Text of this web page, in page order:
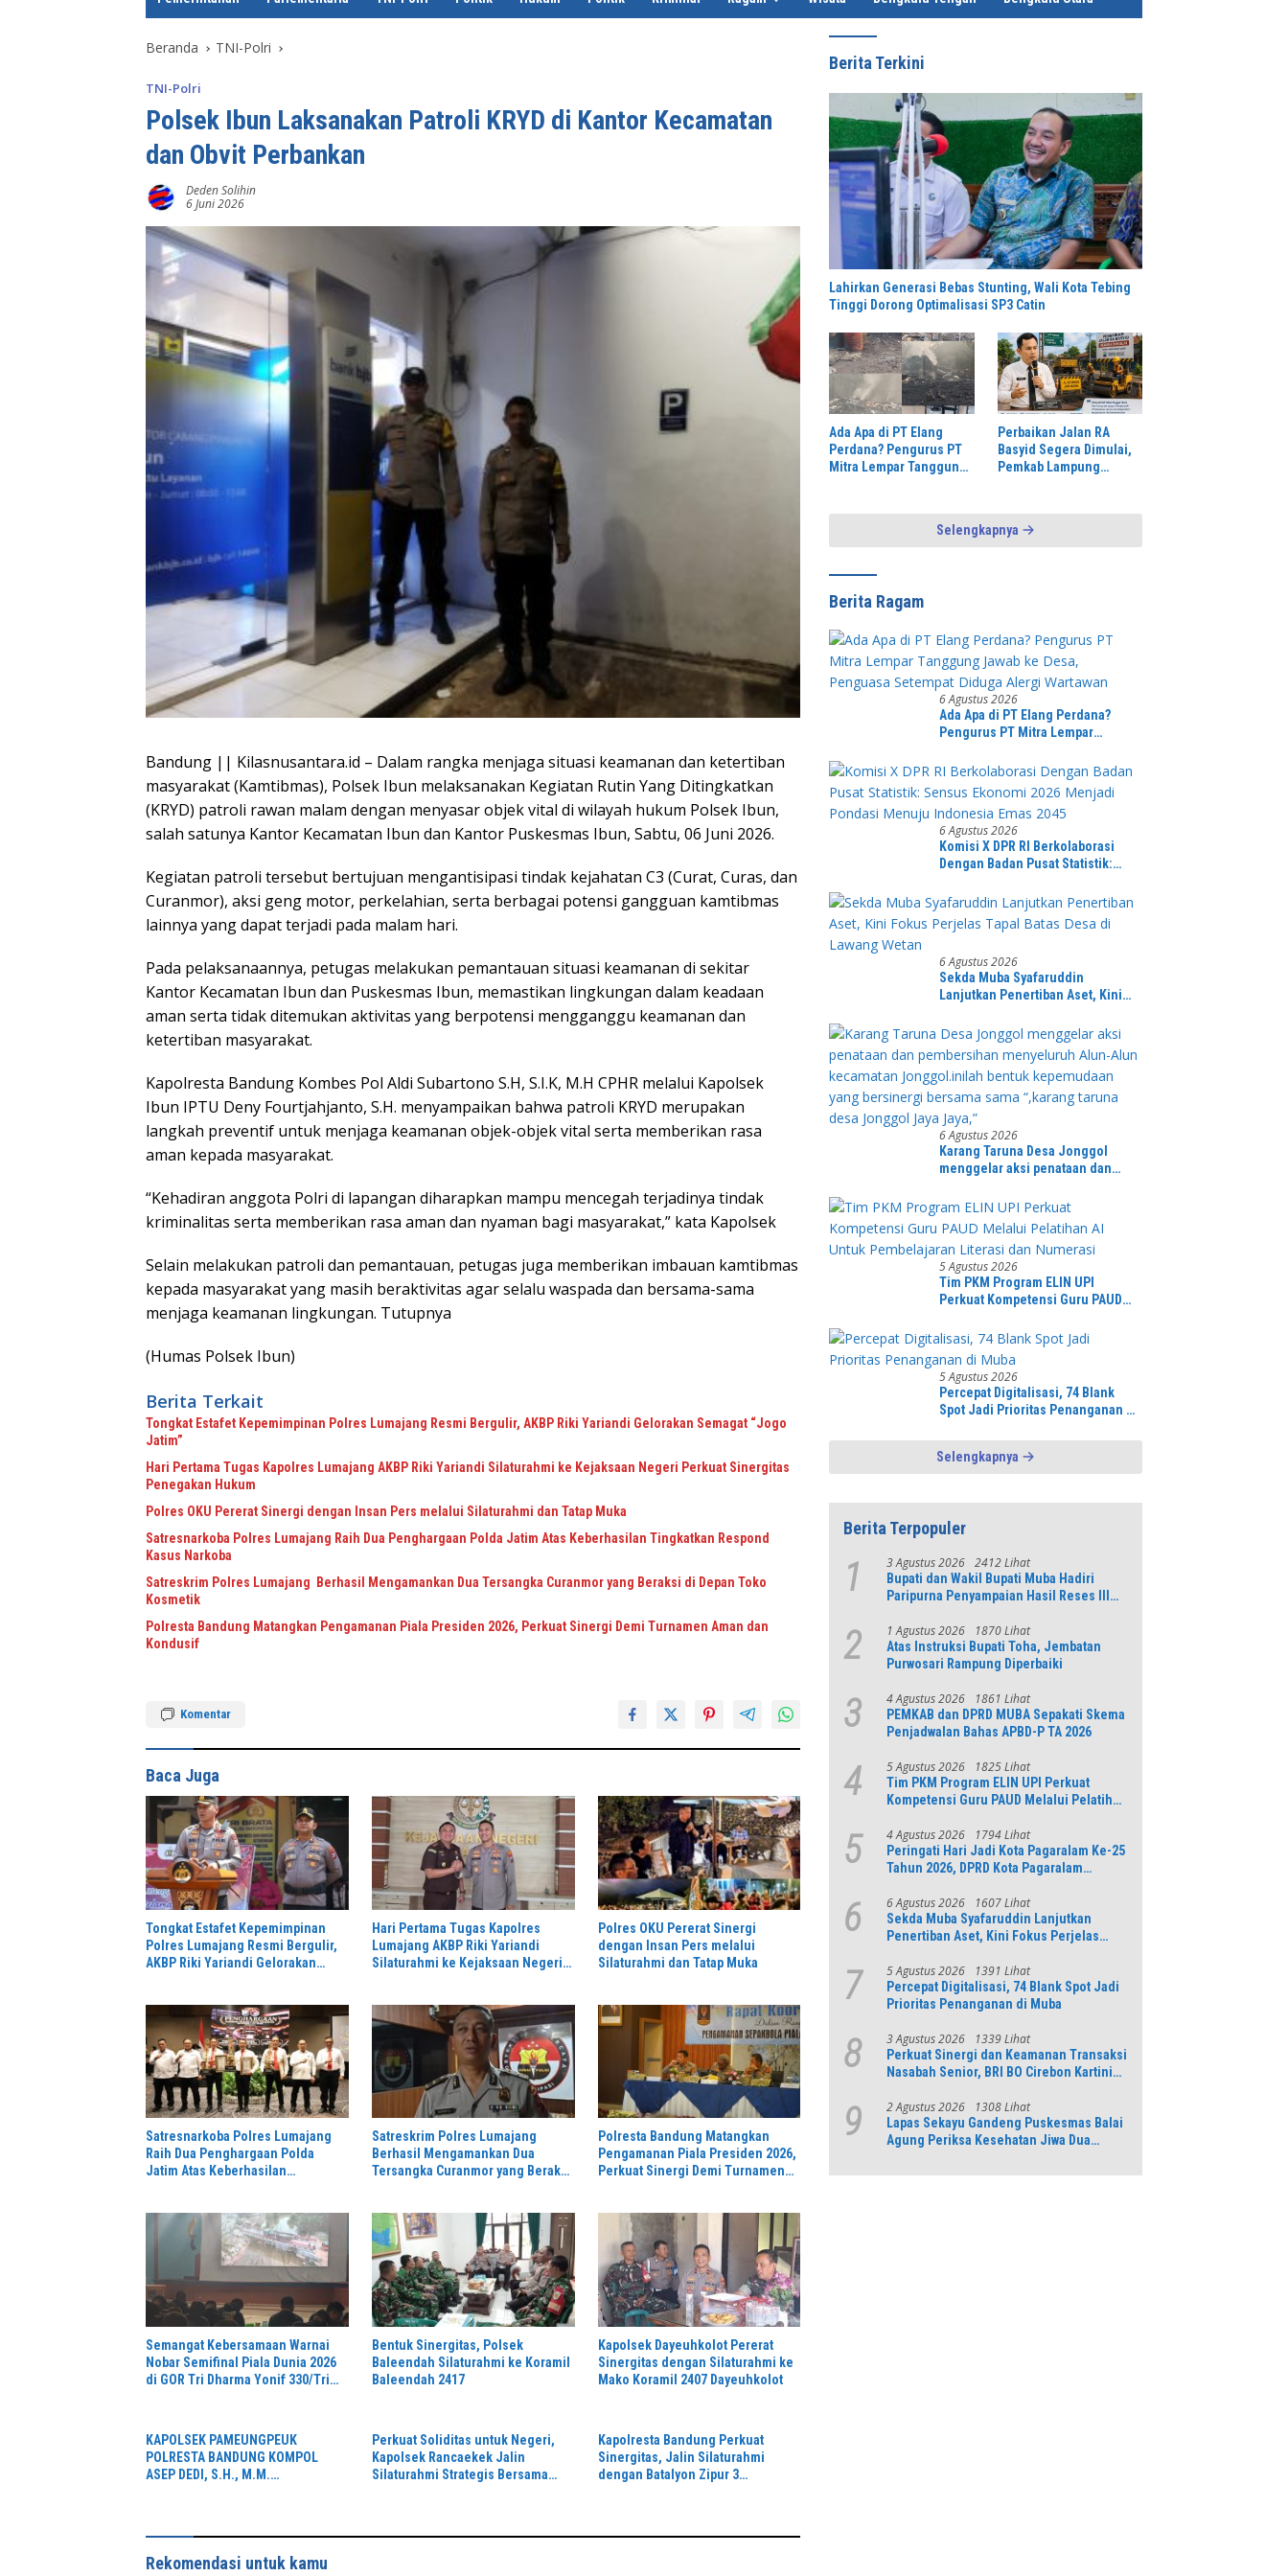
e
Beranda TNI-Polri
TNI-Polri
Polsek Ibun Laksanakan Patroli KRYD di Kantor Kecamatan
dan Obvit Perbankan
Deden Solihin
6 Juni 2026
Bandung || Kilasnusantara.id – Dalam rangka menjaga situasi keamanan dan ketertiban
masyarakat (Kamtibmas), Polsek Ibun melaksanakan Kegiatan Rutin Yang Ditingkatkan
(KRYD) patroli rawan malam dengan menyasar objek vital di wilayah hukum Polsek Ibun,
salah satunya Kantor Kecamatan Ibun dan Kantor Puskesmas Ibun, Sabtu, 06 Juni 2026.
Kegiatan patroli tersebut bertujuan mengantisipasi tindak kejahatan C3 (Curat, Curas, dan
Curanmor), aksi geng motor, perkelahian, serta berbagai potensi gangguan kamtibmas
lainnya yang dapat terjadi pada malam hari.
Pada pelaksanaannya, petugas melakukan pemantauan situasi keamanan di sekitar
Kantor Kecamatan Ibun dan Puskesmas Ibun, memastikan lingkungan dalam keadaan
aman serta tidak ditemukan aktivitas yang berpotensi mengganggu keamanan dan
ketertiban masyarakat.
Kapolresta Bandung Kombes Pol Aldi Subartono S.H, S.I.K, M.H CPHR melalui Kapolsek
Ibun IPTU Deny Fourtjahjanto, S.H. menyampaikan bahwa patroli KRYD merupakan
langkah preventif untuk menjaga keamanan objek-objek vital serta memberikan rasa
aman kepada masyarakat.
“Kehadiran anggota Polri di lapangan diharapkan mampu mencegah terjadinya tindak
kriminalitas serta memberikan rasa aman dan nyaman bagi masyarakat,” kata Kapolsek
Selain melakukan patroli dan pemantauan, petugas juga memberikan imbauan kamtibmas
kepada masyarakat yang masih beraktivitas agar selalu waspada dan bersama-sama
menjaga keamanan lingkungan. Tutupnya
(Humas Polsek Ibun)
Berita Terkait
Tongkat Estafet Kepemimpinan Polres Lumajang Resmi Bergulir, AKBP Riki Yariandi Gelorakan Semagat “Jogo
Jatim”
Hari Pertama Tugas Kapolres Lumajang AKBP Riki Yariandi Silaturahmi ke Kejaksaan Negeri Perkuat Sinergitas
Penegakan Hukum
Polres OKU Pererat Sinergi dengan Insan Pers melalui Silaturahmi dan Tatap Muka
Satresnarkoba Polres Lumajang Raih Dua Penghargaan Polda Jatim Atas Keberhasilan Tingkatkan Respond
Kasus Narkoba
Satreskrim Polres Lumajang Berhasil Mengamankan Dua Tersangka Curanmor yang Beraksi di Depan Toko
Kosmetik
Polresta Bandung Matangkan Pengamanan Piala Presiden 2026, Perkuat Sinergi Demi Turnamen Aman dan
Kondusif
Komentar
Baca Juga
Tongkat Estafet Kepemimpinan
Polres Lumajang Resmi Bergulir,
AKBP Riki Yariandi Gelorakan
Hari Pertama Tugas Kapolres
Lumajang AKBP Riki Yariandi
Silaturahmi ke Kejaksaan Negeri
Polres OKU Pererat Sinergi
dengan Insan Pers melalui
Silaturahmi dan Tatap Muka
Satresnarkoba Polres Lumajang
Raih Dua Penghargaan Polda
Jatim Atas Keberhasilan
Satreskrim Polres Lumajang
Berhasil Mengamankan Dua
Tersangka Curanmor yang Beraksi
Polresta Bandung Matangkan
Pengamanan Piala Presiden 2026,
Perkuat Sinergi Demi Turnamen
Semangat Kebersamaan Warnai
Nobar Semifinal Piala Dunia 2026
di GOR Tri Dharma Yonif 330/Tri
Bentuk Sinergitas, Polsek
Baleendah Silaturahmi ke Koramil
Baleendah 2417
Kapolsek Dayeuhkolot Pererat
Sinergitas dengan Silaturahmi ke
Mako Koramil 2407 Dayeuhkolot
KAPOLSEK PAMEUNGPEUK
POLRESTA BANDUNG KOMPOL
ASEP DEDI, S.H., M.M.
Perkuat Soliditas untuk Negeri,
Kapolsek Rancaekek Jalin
Silaturahmi Strategis Bersama
Kapolresta Bandung Perkuat
Sinergitas, Jalin Silaturahmi
dengan Batalyon Zipur 3
Rekomendasi untuk kamu
Berita Terkini
Lahirkan Generasi Bebas Stunting, Wali Kota Tebing
Tinggi Dorong Optimalisasi SP3 Catin
Ada Apa di PT Elang
Perdana? Pengurus PT
Mitra Lempar Tanggung
Diduga Alergi Wartawan
Perbaikan Jalan RA
Basyid Segera Dimulai,
Pemkab Lampung
Aman dan Nyaman
Selengkapnya
Berita Ragam
6 Agustus 2026
Ada Apa di PT Elang Perdana?
Pengurus PT Mitra Lempar
Penguasa Setempat Diduga Alergi
Wartawan
6 Agustus 2026
Komisi X DPR RI Berkolaborasi
Dengan Badan Pusat Statistik:
Pondasi Menuju Indonesia Emas
2045
6 Agustus 2026
Sekda Muba Syafaruddin
Lanjutkan Penertiban Aset, Kini
Lawang Wetan
6 Agustus 2026
Karang Taruna Desa Jonggol
menggelar aksi penataan dan
Alun kecamatan Jonggol.inilah
bentuk kepemudaan yang
bersinergi bersama sama “,karang
taruna desa Jonggol Jaya Jaya,”
5 Agustus 2026
Tim PKM Program ELIN UPI
Perkuat Kompetensi Guru PAUD
Pembelajaran Literasi dan
Numerasi
5 Agustus 2026
Percepat Digitalisasi, 74 Blank
Spot Jadi Prioritas Penanganan di
Selengkapnya
Berita Terpopuler
1 3 Agustus 2026 2412 Lihat
Bupati dan Wakil Bupati Muba Hadiri
Paripurna Penyampaian Hasil Reses III
2 1 Agustus 2026 1870 Lihat
Atas Instruksi Bupati Toha, Jembatan
Purwosari Rampung Diperbaiki
3 4 Agustus 2026 1861 Lihat
PEMKAB dan DPRD MUBA Sepakati Skema
Penjadwalan Bahas APBD-P TA 2026
4 5 Agustus 2026 1825 Lihat
Tim PKM Program ELIN UPI Perkuat
Kompetensi Guru PAUD Melalui Pelatihan
Numerasi
5 4 Agustus 2026 1794 Lihat
Peringati Hari Jadi Kota Pagaralam Ke-25
Tahun 2026, DPRD Kota Pagaralam
6 6 Agustus 2026 1607 Lihat
Sekda Muba Syafaruddin Lanjutkan
Penertiban Aset, Kini Fokus Perjelas
7 5 Agustus 2026 1391 Lihat
Percepat Digitalisasi, 74 Blank Spot Jadi
Prioritas Penanganan di Muba
8 3 Agustus 2026 1339 Lihat
Perkuat Sinergi dan Keamanan Transaksi
Nasabah Senior, BRI BO Cirebon Kartini
9 2 Agustus 2026 1308 Lihat
Lapas Sekayu Gandeng Puskesmas Balai
Agung Periksa Kesehatan Jiwa Dua